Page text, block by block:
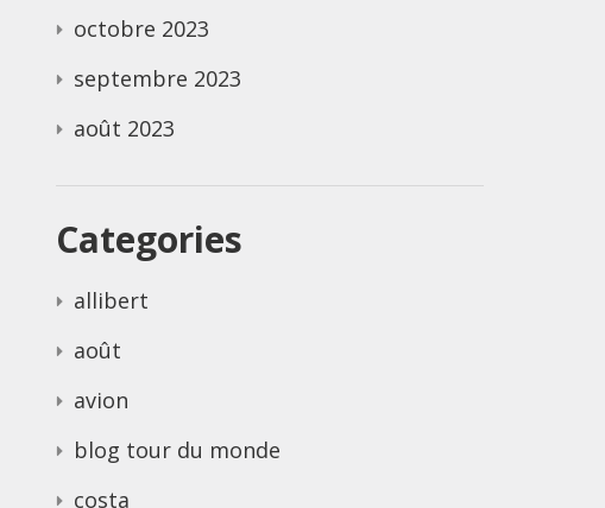
octobre 2023
septembre 2023
août 2023
Categories
allibert
août
avion
blog tour du monde
costa